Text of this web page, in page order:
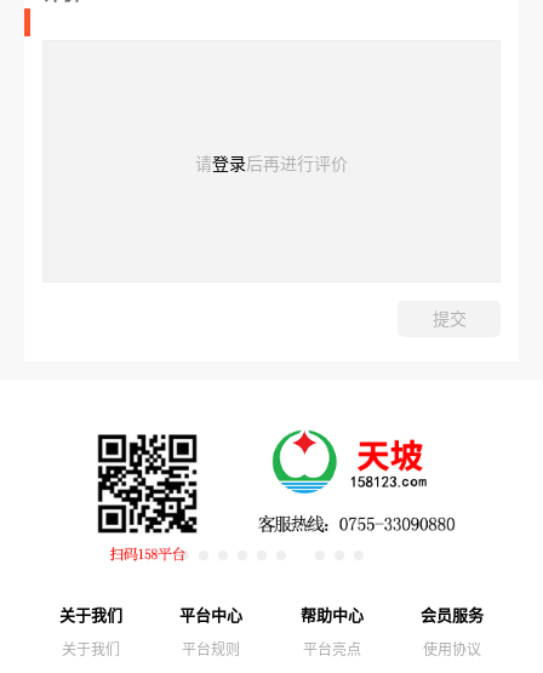
请登录后再进行评价
关于我们
关于我们
平台中心
平台规则
帮助中心
平台亮点
会员服务
使用协议